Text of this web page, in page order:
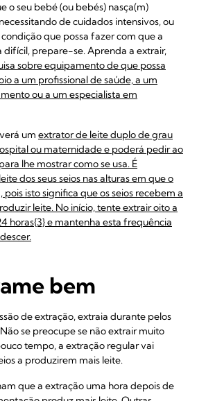
o seu bebé (ou bebés) nasça(m)
de cuidados intensivos, ou
que possa fazer com que a
difícil, prepare-se. Aprenda a extrair,
sobre equipamento de que possa
a um profissional de saúde, a um
ou a um especialista em
um extrator de leite duplo de grau
ou maternidade e poderá pedir ao
lhe mostrar como se usa. É
dos seus seios nas alturas em que o
isto significa que os seios recebem a
leite. No início, tente extrair oito a
horas{3} e mantenha esta frequência
bem
de extração, extraia durante pelos
se preocupe se não extrair muito
tempo, a extração regular vai
a produzirem mais leite.
que a extração uma hora depois de